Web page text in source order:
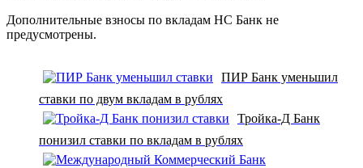
Дополнительные взносы по вкладам НС Банк не
предусмотрены.
ПИР Банк уменьшил
ставки по двум вкладам в рублях
Тройка-Д Банк
понизил ставки по вкладам в рублях